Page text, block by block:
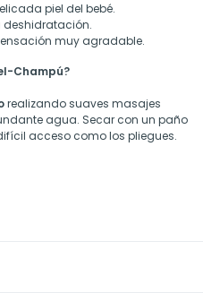
piel del bebé.
deshidratación.
muy agradable.
Champú?
realizando suaves masajes
agua. Secar con un paño
acceso como los pliegues.